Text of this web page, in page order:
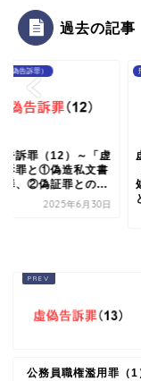
過去の記事
虚偽告訴罪）
告訴罪（12）～「虚
訴罪と①偽造私文書
罪、②偽証罪との...
2025年6月30日
公務員職権濫用罪（